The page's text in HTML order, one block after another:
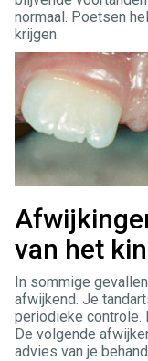
normaal. Poetsen
krijgen.
van het
In sommige
afwijkend. Je
periodieke controle.
De volgende
advies van je